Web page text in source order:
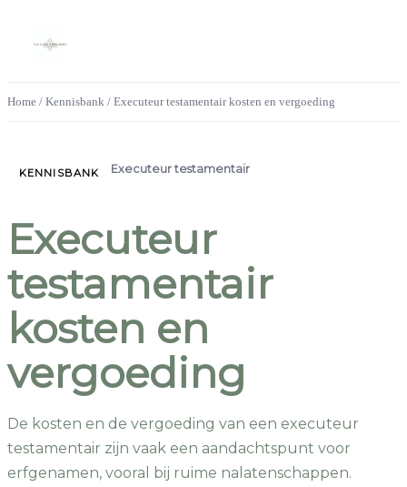
Home / Kennisbank / Executeur testamentair kosten en vergoeding
KENNISBANK Executeur testamentair
Executeur
testamentair
kosten en
vergoeding
De kosten en de vergoeding van een executeur
testamentair zijn vaak een aandachtspunt voor
erfgenamen, vooral bij ruime nalatenschappen.